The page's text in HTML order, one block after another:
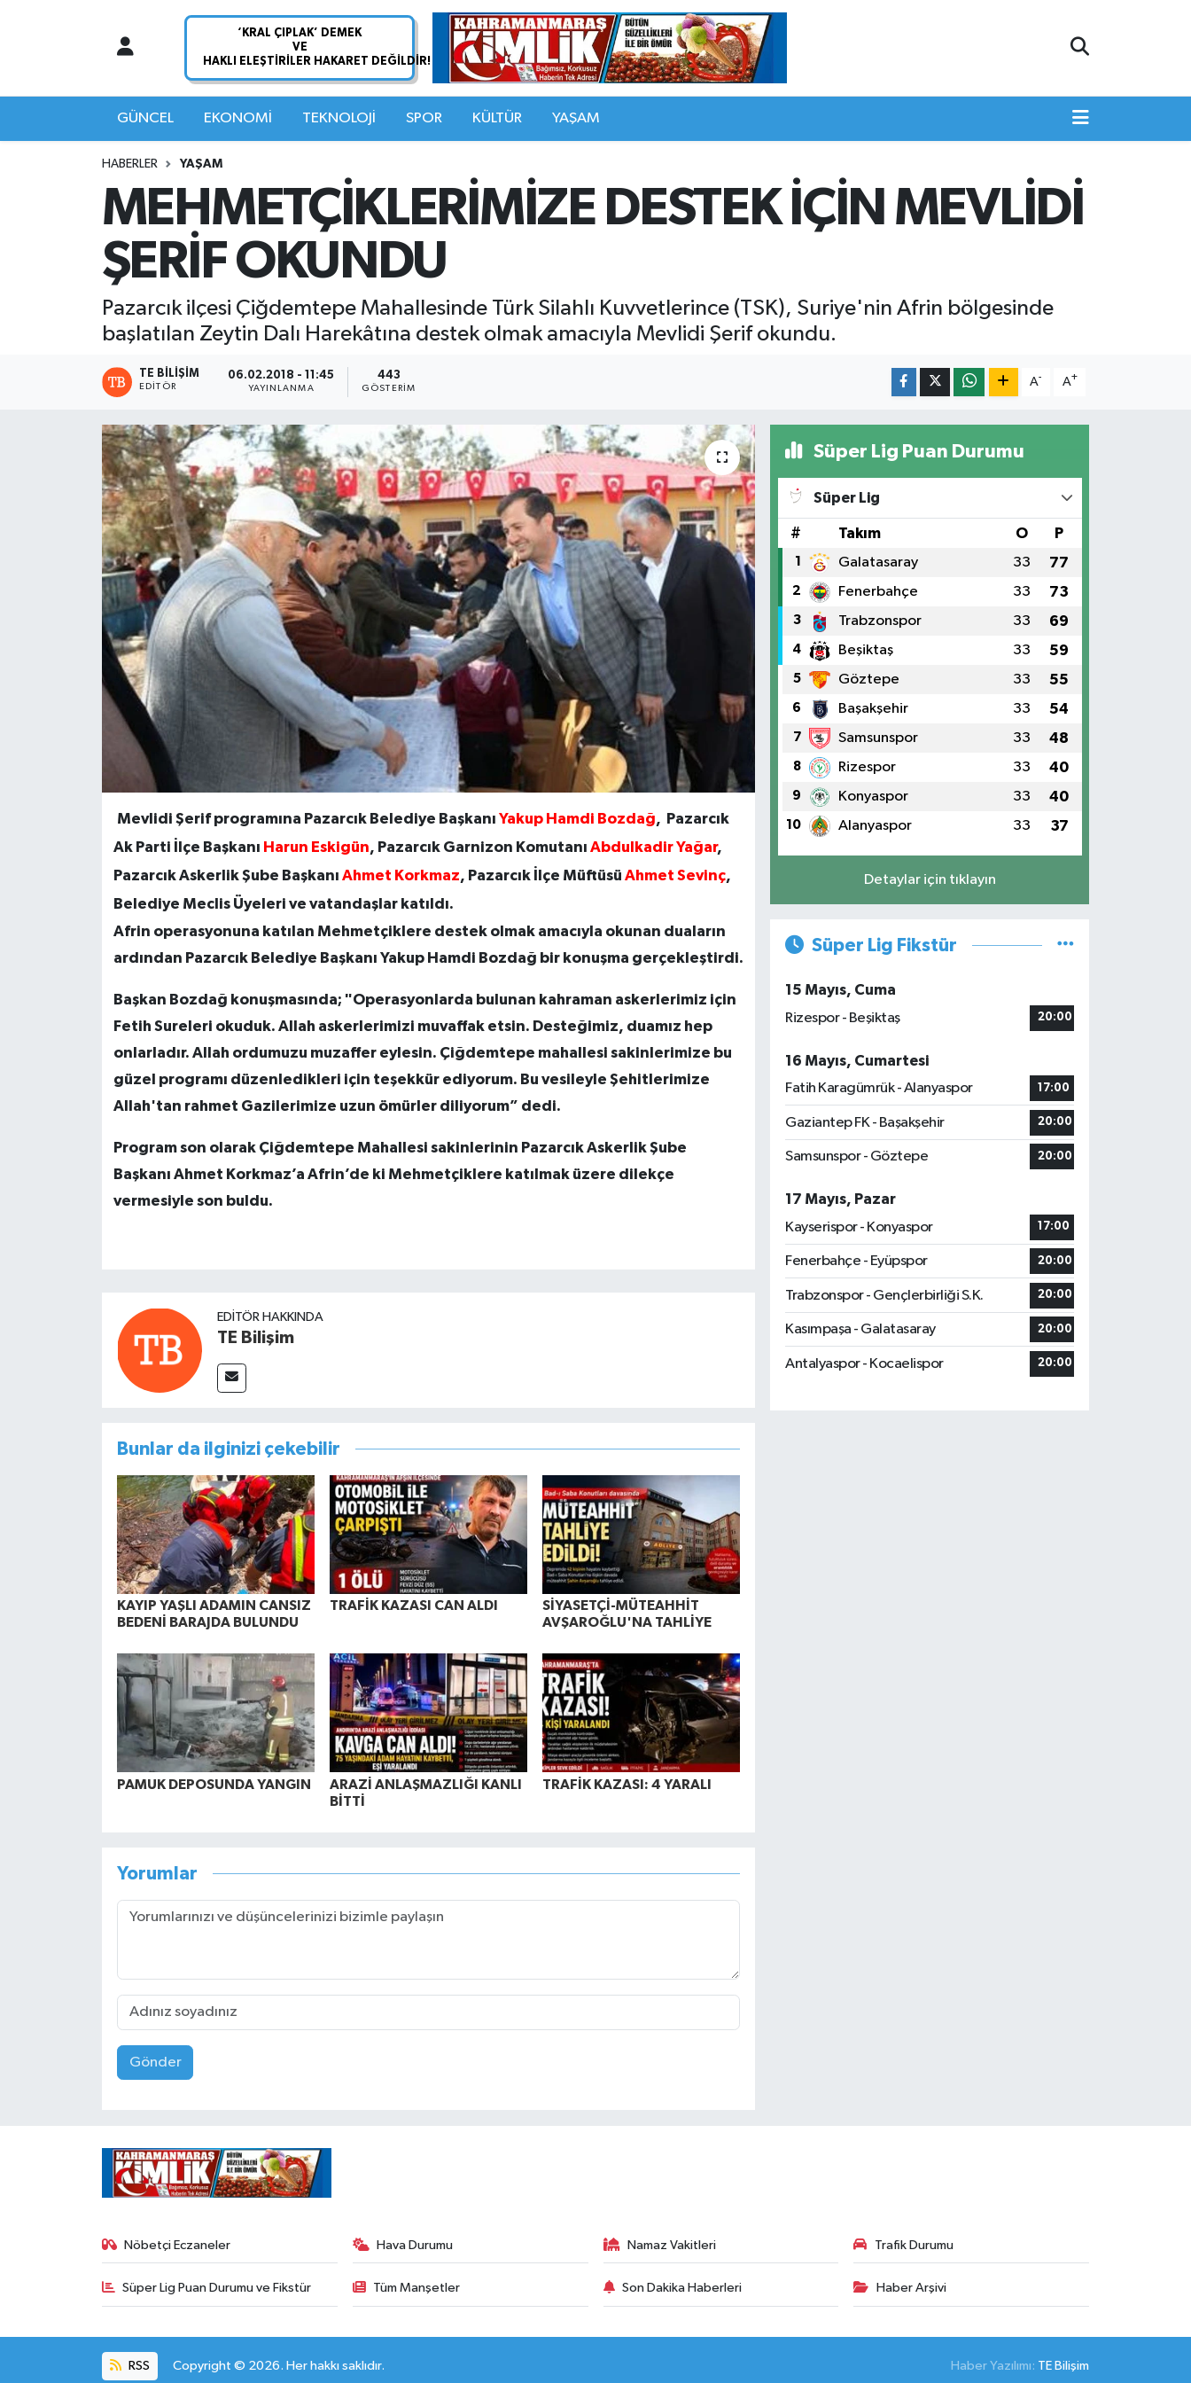
GÜNCEL EKONOMİ TEKNOLOJİ SPOR KÜLTÜR YAŞAM
HABERLER YAŞAM
MEHMETÇİKLERİMİZE DESTEK İÇİN MEVLİDİ
ŞERİF OKUNDU
Pazarcık ilçesi Çiğdemtepe Mahallesinde Türk Silahlı Kuvvetlerince (TSK), Suriye'nin Afrin bölgesinde
başlatılan Zeytin Dalı Harekâtına destek olmak amacıyla Mevlidi Şerif okundu.
TE BILIŞIM
EDITÖR
06.02.2018 - 11:45
YAYINLANMA
443
GÖSTERIM
A- A+
Mevlidi Şerif programına Pazarcık Belediye Başkanı Yakup Hamdi Bozdağ, Pazarcık
Ak Parti İlçe Başkanı Harun Eskigün, Pazarcık Garnizon Komutanı Abdulkadir Yağar,
Pazarcık Askerlik Şube Başkanı Ahmet Korkmaz, Pazarcık İlçe Müftüsü Ahmet Sevinç,
Belediye Meclis Üyeleri ve vatandaşlar katıldı.
Afrin operasyonuna katılan Mehmetçiklere destek olmak amacıyla okunan duaların
ardından Pazarcık Belediye Başkanı Yakup Hamdi Bozdağ bir konuşma gerçekleştirdi.
Başkan Bozdağ konuşmasında; "Operasyonlarda bulunan kahraman askerlerimiz için
Fetih Sureleri okuduk. Allah askerlerimizi muvaffak etsin. Desteğimiz, duamız hep
onlarladır. Allah ordumuzu muzaffer eylesin. Çiğdemtepe mahallesi sakinlerimize bu
güzel programı düzenledikleri için teşekkür ediyorum. Bu vesileyle Şehitlerimize
Allah'tan rahmet Gazilerimize uzun ömürler diliyorum” dedi.
Program son olarak Çiğdemtepe Mahallesi sakinlerinin Pazarcık Askerlik Şube
Başkanı Ahmet Korkmaz’a Afrin’de ki Mehmetçiklere katılmak üzere dilekçe
vermesiyle son buldu.
EDITÖR HAKKINDA
TE Bilişim
Bunlar da ilginizi çekebilir
KAYIP YAŞLI ADAMIN CANSIZ
BEDENİ BARAJDA BULUNDU
TRAFİK KAZASI CAN ALDI
SİYASETÇİ-MÜTEAHHİT
AVŞAROĞLU'NA TAHLİYE
PAMUK DEPOSUNDA YANGIN
ARAZİ ANLAŞMAZLIĞI KANLI
BİTTİ
TRAFİK KAZASI: 4 YARALI
Yorumlar
Gönder
Süper Lig Puan Durumu
Süper Lig
# Takım O P
1 Galatasaray 33 77
2 Fenerbahçe 33 73
3 Trabzonspor 33 69
4 Beşiktaş 33 59
5 Göztepe 33 55
6 Başakşehir 33 54
7 Samsunspor 33 48
8 Rizespor 33 40
9 Konyaspor 33 40
10 Alanyaspor 33 37
Detaylar için tıklayın
Süper Lig Fikstür
15 Mayıs, Cuma
Rizespor - Beşiktaş
20:00
16 Mayıs, Cumartesi
Fatih Karagümrük - Alanyaspor
17:00
Gaziantep FK - Başakşehir 20:00
Samsunspor - Göztepe 20:00
17 Mayıs, Pazar
Kayserispor - Konyaspor
17:00
Fenerbahçe - Eyüpspor 20:00
Trabzonspor - Gençlerbirliği S.K. 20:00
Kasımpaşa - Galatasaray 20:00
Antalyaspor - Kocaelispor 20:00
Nöbetçi Eczaneler Hava Durumu Namaz Vakitleri Trafik Durumu
Süper Lig Puan Durumu ve Fikstür Tüm Manşetler Son Dakika Haberleri Haber Arşivi
RSS Copyright © 2026. Her hakkı saklıdır. Haber Yazılımı: TE Bilişim
Hava Durumu
Namaz Vakitleri
Trafik Durumu
Süper Lig Puan Durumu ve Fikstür
Son Dakika Haberleri
Haber Arşivi